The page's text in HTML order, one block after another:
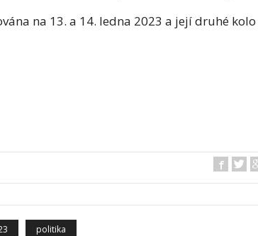
na 13. a 14. ledna 2023 a její druhé kolo
politika